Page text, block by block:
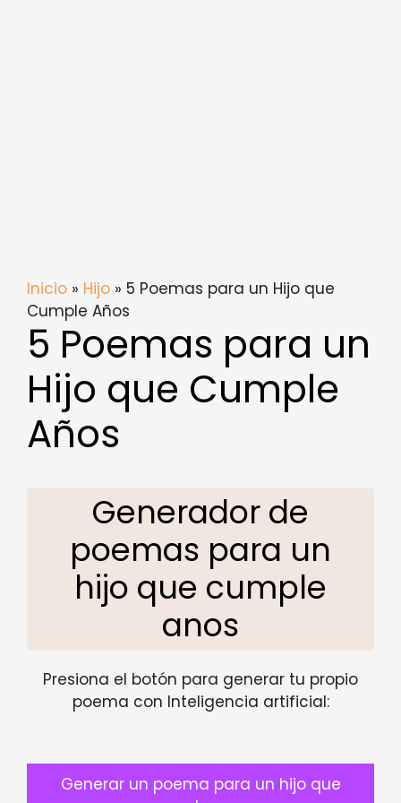
Inicio » Hijo » 5 Poemas para un Hijo que
Cumple Años
5 Poemas para un
Hijo que Cumple
Años
Generador de
poemas para un
hijo que cumple
anos
Presiona el botón para generar tu propio
poema con Inteligencia artificial:
Generar un poema para un hijo que